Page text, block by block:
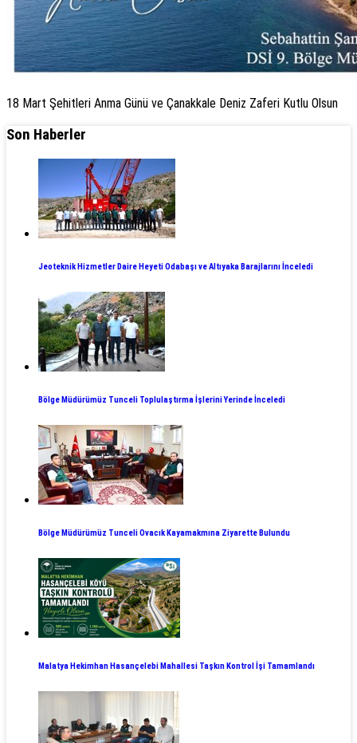
18 Mart Şehitleri Anma Günü ve Çanakkale Deniz Zaferi Kutlu Olsun
Son Haberler
Jeoteknik Hizmetler Daire Heyeti Odabaşı ve Altıyaka Barajlarını İnceledi
Bölge Müdürümüz Tunceli Toplulaştırma İşlerini Yerinde İnceledi
Bölge Müdürümüz Tunceli Ovacık Kayamakmına Ziyarette Bulundu
Malatya Hekimhan Hasançelebi Mahallesi Taşkın Kontrol İşi Tamamlandı